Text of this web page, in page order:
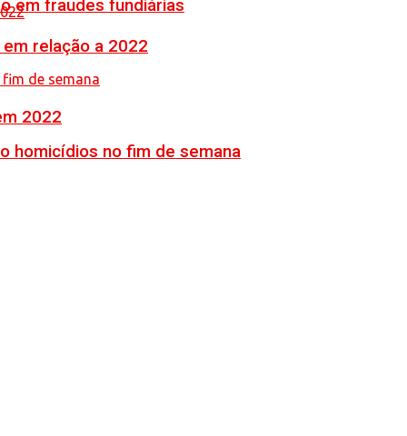
em fraudes fundiárias
homicídios no fim de semana
relação a 2022
2022